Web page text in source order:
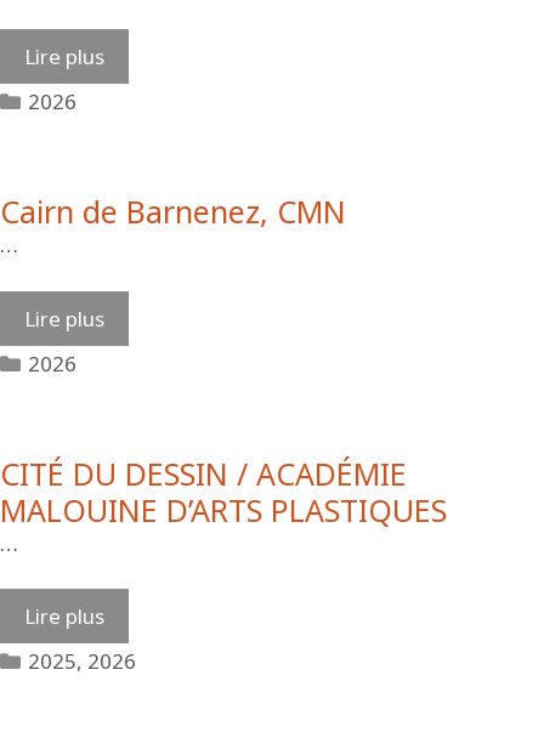
Lire plus
Catégories
2026
Cairn de Barnenez, CMN
…
Lire plus
Catégories
2026
CITÉ DU DESSIN / ACADÉMIE
MALOUINE D’ARTS PLASTIQUES
…
Lire plus
Catégories
2025, 2026